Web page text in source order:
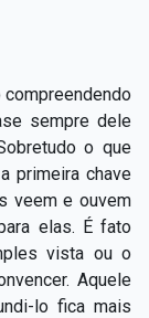
sempre dele
o que
primeira chave
veem e ouvem
elas. É fato
vista ou o
Aquele
lo fica mais